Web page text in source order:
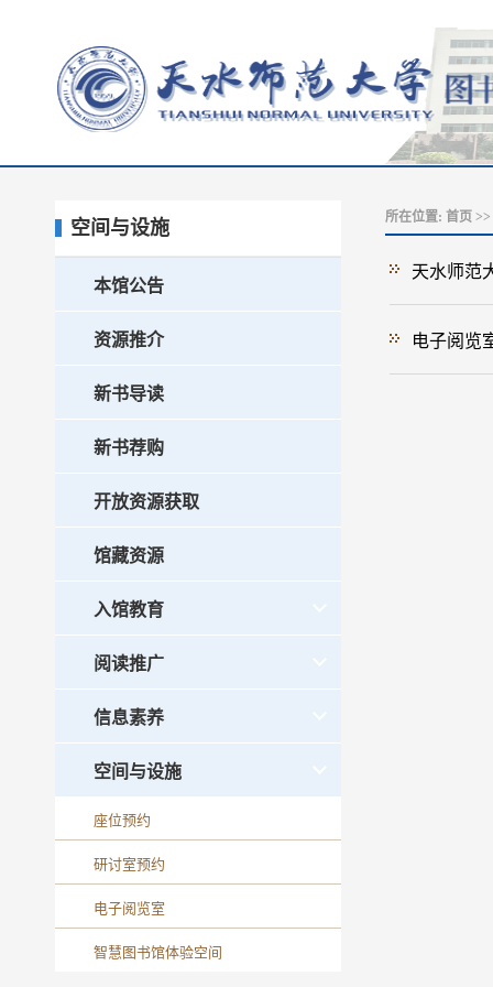
空间与设施
本馆公告
资源推介
新书导读
新书荐购
开放资源获取
馆藏资源
入馆教育
阅读推广
信息素养
空间与设施
座位预约
研讨室预约
电子阅览室
智慧图书馆体验空间
所在位置: 首页 >>
天水师范
电子阅览